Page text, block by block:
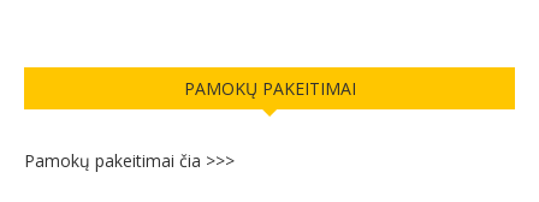
PAMOKŲ PAKEITIMAI
Pamokų pakeitimai čia >>>